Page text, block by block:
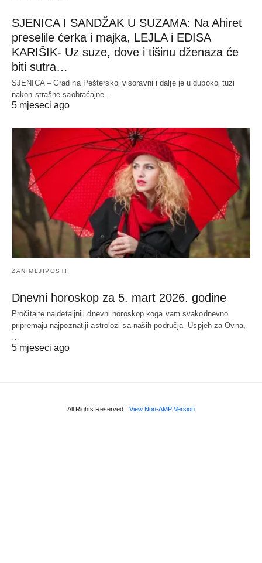
SJENICA I SANDŽAK U SUZAMA: Na Ahiret
preselile ćerka i majka, LEJLA i EDISA
KARIŠIK- Uz suze, dove i tišinu dženaza će
biti sutra…
SJENICA – Grad na Pešterskoj visoravni i dalje je u dubokoj tuzi
nakon strašne saobraćajne…
5 mjeseci ago
ZANIMLJIVOSTI
Dnevni horoskop za 5. mart 2026. godine
Pročitajte najdetaljniji dnevni horoskop koga vam svakodnevno
pripremaju najpoznatiji astrolozi sa naših područja- Uspjeh za Ovna,
5 mjeseci ago
All Rights Reserved View Non-AMP Version